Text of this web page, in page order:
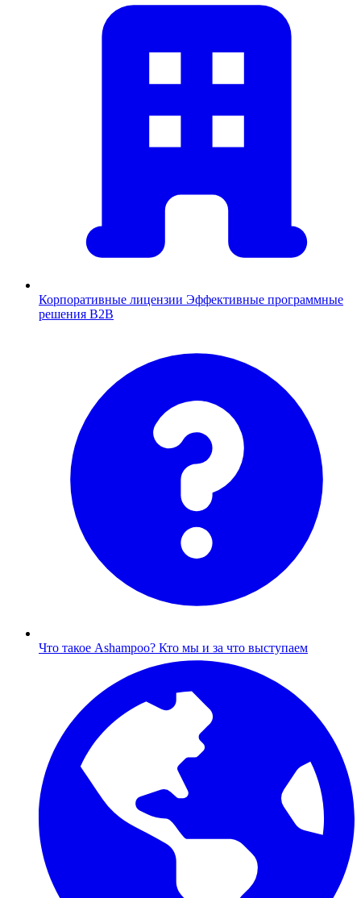
Корпоративные лицензии Эффективные программные
решения B2B
Что такое Ashampoo? Кто мы и за что выступаем